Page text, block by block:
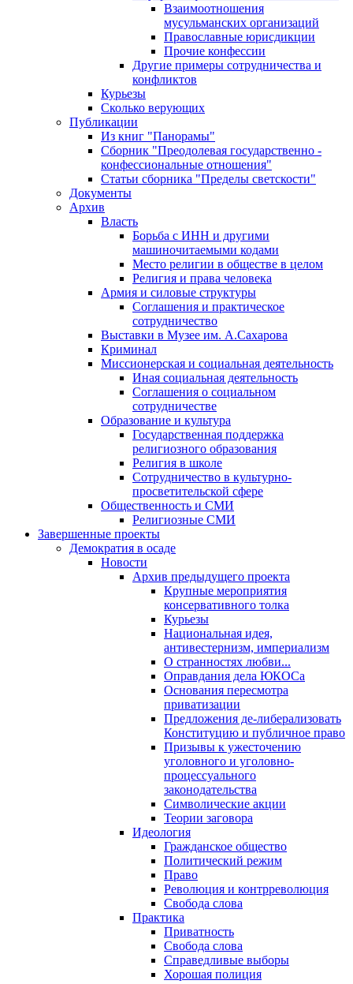
Взаимоотношения
мусульманских организаций
Православные юрисдикции
Прочие конфессии
Другие примеры сотрудничества и
конфликтов
Курьезы
Сколько верующих
Публикации
Из книг "Панорамы"
Сборник "Преодолевая государственно -
конфессиональные отношения"
Статьи сборника "Пределы светскости"
Документы
Архив
Власть
Борьба с ИНН и другими
машиночитаемыми кодами
Место религии в обществе в целом
Религия и права человека
Армия и силовые структуры
Соглашения и практическое
сотрудничество
Выставки в Музее им. А.Сахарова
Криминал
Миссионерская и социальная деятельность
Иная социальная деятельность
Соглашения о социальном
сотрудничестве
Образование и культура
Государственная поддержка
религиозного образования
Религия в школе
Сотрудничество в культурно-
просветительской сфере
Общественность и СМИ
Религиозные СМИ
Завершенные проекты
Демократия в осаде
Новости
Архив предыдущего проекта
Крупные мероприятия
консервативного толка
Курьезы
Национальная идея,
антивестернизм, империализм
О странностях любви...
Оправдания дела ЮКОСа
Основания пересмотра
приватизации
Предложения де-либерализовать
Конституцию и публичное право
Призывы к ужесточению
уголовного и уголовно-
процессуального
законодательства
Символические акции
Теории заговора
Идеология
Гражданское общество
Политический режим
Право
Революция и контрреволюция
Свобода слова
Практика
Приватность
Свобода слова
Справедливые выборы
Хорошая полиция